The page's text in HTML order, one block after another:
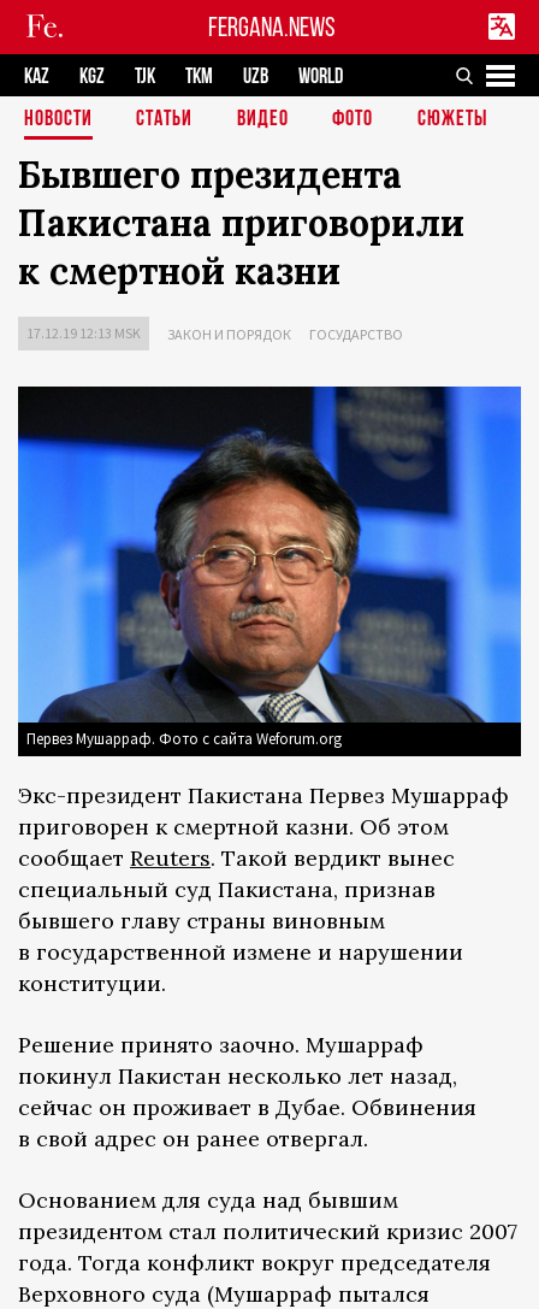
FERGANA.NEWS
KAZ KGZ TJK TKM UZB
WORLD
НОВОСТИ
СТАТЬИ ВИДЕО ФОТО СЮЖЕТЫ
Бывшего президента
Пакистана приговорили
к смертной казни
17.12.19 12:13 MSK ЗАКОН И ПОРЯДОК ГОСУДАРСТВО
Первез Мушарраф. Фото с сайта Weforum.org
Экс-президент Пакистана Первез Мушарраф
приговорен к смертной казни. Об этом
сообщает Reuters. Такой вердикт вынес
специальный суд Пакистана, признав
бывшего главу страны виновным
в государственной измене и нарушении
конституции.
Решение принято заочно. Мушарраф
покинул Пакистан несколько лет назад,
сейчас он проживает в Дубае. Обвинения
в свой адрес он ранее отвергал.
Основанием для суда над бывшим
президентом стал политический кризис 2007
года. Тогда конфликт вокруг председателя
Верховного суда (Мушарраф пытался